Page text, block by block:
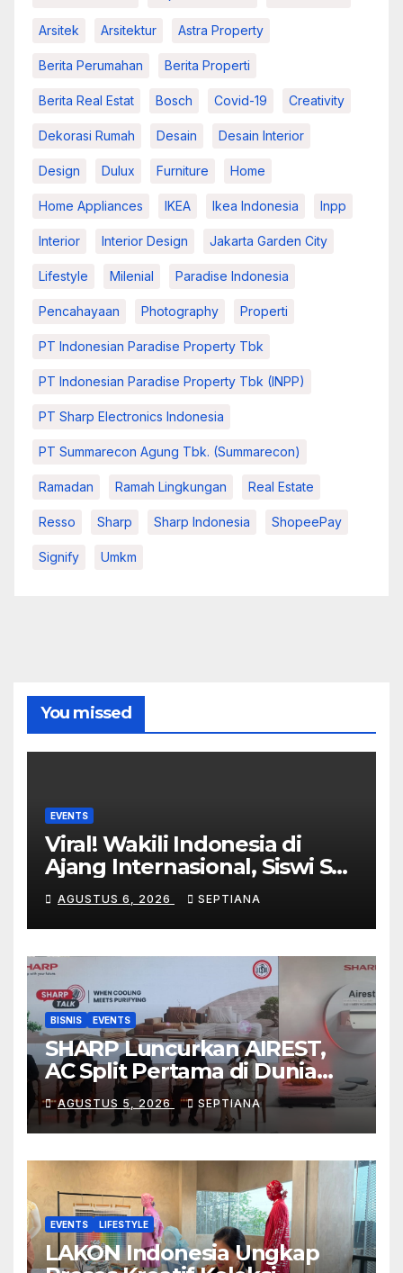
Arsitek Arsitektur Astra Property
Berita Perumahan Berita Properti
Berita Real Estat Bosch Covid-19 Creativity
Dekorasi Rumah Desain Desain Interior
Design Dulux Furniture Home
Home Appliances IKEA Ikea Indonesia Inpp
Interior Interior Design Jakarta Garden City
Lifestyle Milenial Paradise Indonesia
Pencahayaan Photography Properti
PT Indonesian Paradise Property Tbk
PT Indonesian Paradise Property Tbk (INPP)
PT Sharp Electronics Indonesia
PT Summarecon Agung Tbk. (Summarecon)
Ramadan Ramah Lingkungan Real Estate
Resso Sharp Sharp Indonesia ShopeePay
Signify Umkm
You missed
EVENTS
Viral! Wakili Indonesia di
Ajang Internasional, Siswi SD
Asal Bekasi Raih ArtSense
Distinction Award 2026 di
Malaysia
AGUSTUS 6, 2026 SEPTIANA
BISNIS EVENTS
SHARP Luncurkan AIREST,
AC Split Pertama di Dunia
dengan Filter MERV 14 untuk
Hadirkan Udara Lebih Sehat
di Rumah
AGUSTUS 5, 2026 SEPTIANA
EVENTS LIFESTYLE
LAKON Indonesia Ungkap